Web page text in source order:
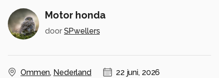
Motor honda
door SPwellers
Ommen, Nederland 22 juni, 2026